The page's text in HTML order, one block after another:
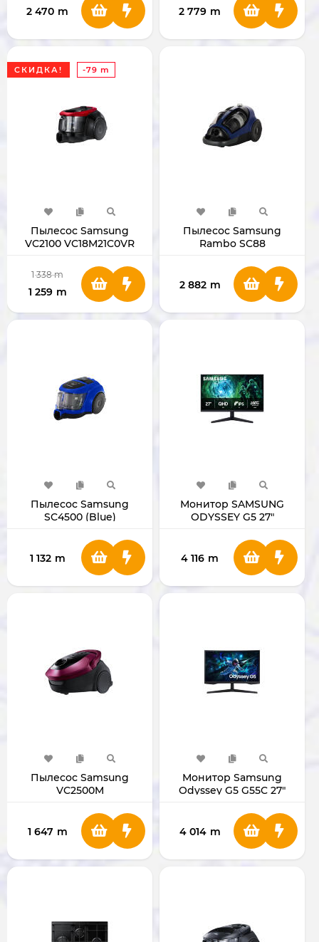
2 470 m 2 779 m
СКИДКА! -79 m
Пылесос Samsung
VC2100 VC18M21C0VR
1 338 m
1 259 m
Пылесос Samsung
Rambo SC88
2 882 m
Пылесос Samsung
SC4500 (Blue)
1 132 m
Монитор SAMSUNG
ODYSSEY G5 27"
4 116 m
Пылесос Samsung
VC2500M
1 647 m
Монитор Samsung
Odyssey G5 G55C 27"
4 014 m